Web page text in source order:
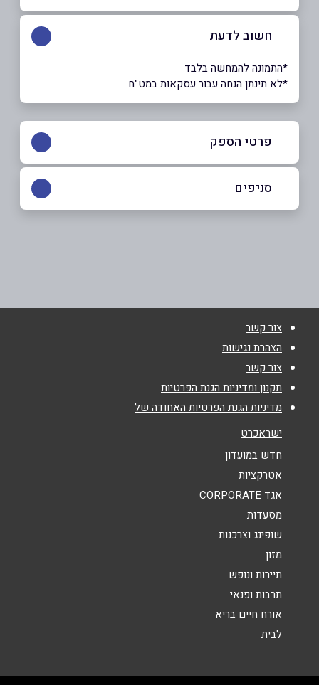
חשוב לדעת
*התמונה להמחשה בלבד
*לא תינתן הנחה עבור עסקאות במט"ח
פרטי הספק
נושא*
אנא חזרו אלי בקשר ל...
סניפים
צור קשר
הצהרת נגישות
צור קשר
תקנון ומדיניות הגנת הפרטיות
מדיניות הגנת הפרטיות האחודה של
ישראכרט
חדש במועדון
אטרקציות
אגד CORPORATE
מסעדות
שופינג וצרכנות
מזון
תיירות ונופש
תרבות ופנאי
אורח חיים בריא
לבית